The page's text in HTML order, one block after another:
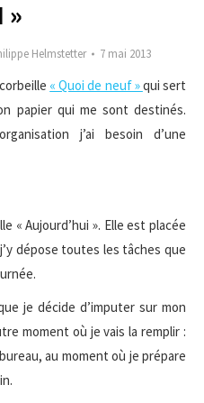
»
Helmstetter 7 mai 2013
« Quoi de neuf »qui sert
papier qui me sont destinés.
j’ai besoin d’une
« Aujourd’hui ». Elle est placée
dépose toutes les tâches que
je décide d’imputer sur mon
moment où je vais la remplir :
au moment où je prépare